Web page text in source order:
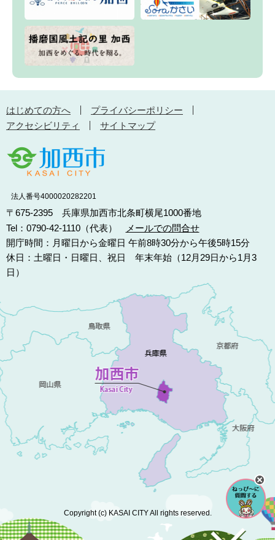
はじめての方へ
プライバシーポリシー
アクセシビリティ
サイトマップ
法人番号4000020282201
〒675-2395 兵庫県加西市北条町横尾1000番地
Tel：0790-42-1110（代表）
メールでの問合せ
開庁時間：月曜日から金曜日 午前8時30分から午後5時15分
休日：土曜日・日曜日、祝日 年末年始（12月29日から1月3
日）
Copyright (c) KASAI CITY All rights reserved.